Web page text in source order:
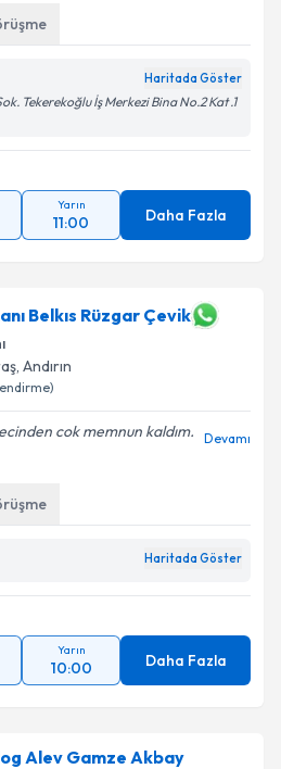
Haritada Göster
Tekerekoğlu İş Merkezi Bina No.2 Kat .1
Yarın
11:00 Daha Fazla
Belkıs Rüzgar Çevik
, Andırın
cok memnun kaldım.
Devamı
Haritada Göster
Yarın
10:00 Daha Fazla
Alev Gamze Akbay